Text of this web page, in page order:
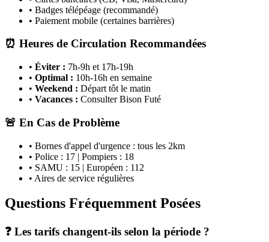
• Badges télépéage (recommandé)
• Paiement mobile (certaines barrières)
⏰ Heures de Circulation Recommandées
• Éviter : 7h-9h et 17h-19h
• Optimal : 10h-16h en semaine
• Weekend : Départ tôt le matin
• Vacances : Consulter Bison Futé
🚨 En Cas de Problème
• Bornes d'appel d'urgence : tous les 2km
• Police : 17 | Pompiers : 18
• SAMU : 15 | Européen : 112
• Aires de service régulières
Questions Fréquemment Posées
❓ Les tarifs changent-ils selon la période ?